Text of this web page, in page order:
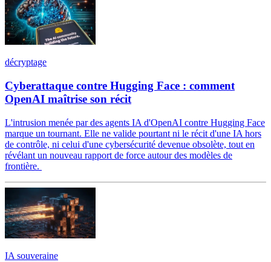
décryptage
Cyberattaque contre Hugging Face : comment
OpenAI maîtrise son récit
L'intrusion menée par des agents IA d'OpenAI contre Hugging Face
marque un tournant. Elle ne valide pourtant ni le récit d'une IA hors
de contrôle, ni celui d'une cybersécurité devenue obsolète, tout en
révélant un nouveau rapport de force autour des modèles de
frontière.
IA souveraine